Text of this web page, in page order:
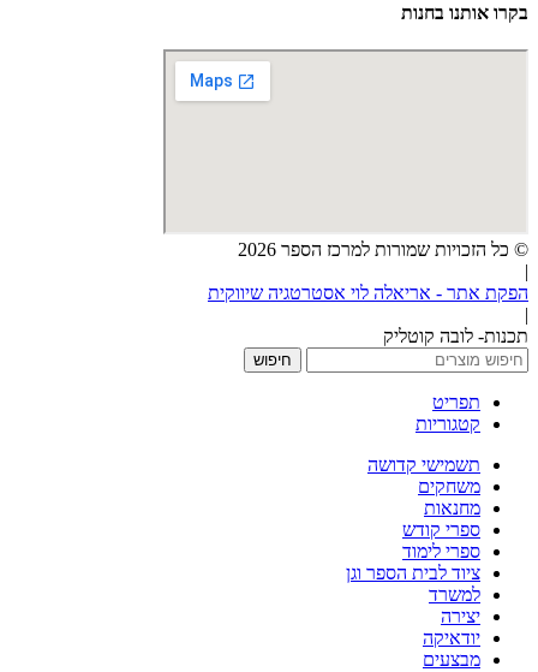
בקרו אותנו בחנות
© כל הזכויות שמורות למרכז הספר 2026
|
הפקת אתר - אריאלה לוי אסטרטגיה שיווקית
|
תכנות- לובה קוטליק
חיפוש
תפריט
קטגוריות
תשמישי קדושה
משחקים
מחנאות
ספרי קודש
ספרי לימוד
ציוד לבית הספר וגן
למשרד
יצירה
יודאיקה
מבצעים